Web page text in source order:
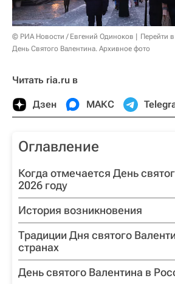
© РИА Новости / Евгений Одиноков
Перейти
День Святого Валентина. Архивное фото
Читать ria.ru в
Дзен МАКС
Оглавление
Когда отмечается День
2026 году
История возникновения
Традиции Дня святого
странах
День святого Валентина в